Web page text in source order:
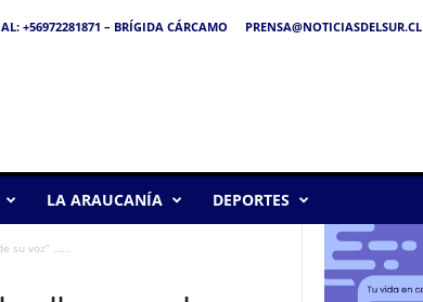
+56972281871 – BRÍGIDA CÁRCAMO
PRENSA@NOTICIASDELSUR.CL
LA ARAUCANÍA DEPORTES
su voz” …...